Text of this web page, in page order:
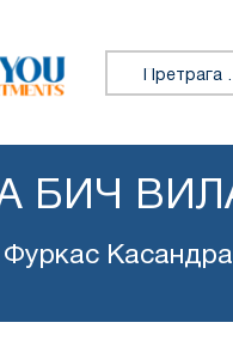
Претражи:
БИЧ